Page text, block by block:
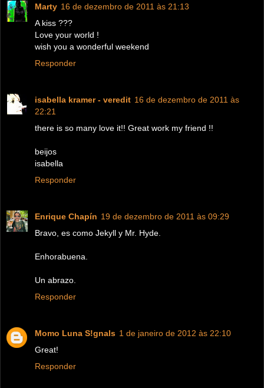
Marty 16 de dezembro de 2011 às 21:13
A kiss ???
Love your world !
wish you a wonderful weekend
Responder
isabella kramer - veredit 16 de dezembro de 2011 às
22:21
there is so many love it!! Great work my friend !!
beijos
isabella
Responder
Enrique Chapín 19 de dezembro de 2011 às 09:29
Bravo, es como Jekyll y Mr. Hyde.
Enhorabuena.
Un abrazo.
Responder
Momo Luna S!gnals 1 de janeiro de 2012 às 22:10
Great!
Responder